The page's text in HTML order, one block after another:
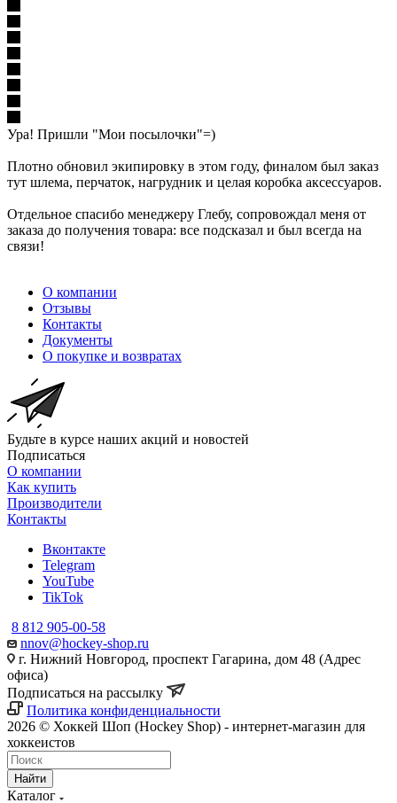
Ура! Пришли "Мои посылочки"=)
Плотно обновил экипировку в этом году, финалом был заказ
тут шлема, перчаток, нагрудник и целая коробка аксессуаров.
Отдельное спасибо менеджеру Глебу, сопровождал меня от
заказа до получения товара: все подсказал и был всегда на
связи!
О компании
Отзывы
Контакты
Документы
О покупке и возвратах
Будьте в курсе наших акций и новостей
Подписаться
О компании
Как купить
Производители
Контакты
Вконтакте
Telegram
YouTube
TikTok
8 812 905-00-58
nnov@hockey-shop.ru
г. Нижний Новгород, проспект Гагарина, дом 48 (Адрес
офиса)
Подписаться на рассылку
Политика конфиденциальности
2026 © Хоккей Шоп (Hockey Shop) - интернет-магазин для
хоккеистов
Найти
Каталог